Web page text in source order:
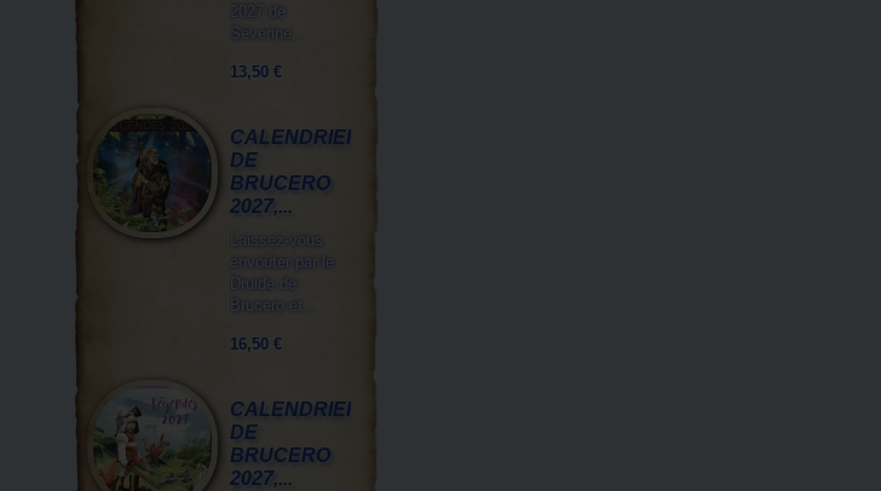
2027 de
Séverine...
13,50 €
CALENDRIER
DE
BRUCERO
2027,...
Laissez-vous
envoûter par le
Druide de
Brucero et...
16,50 €
CALENDRIER
DE
BRUCERO
2027,...